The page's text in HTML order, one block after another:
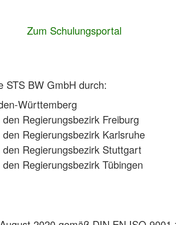
Zum Schulungsportal
STS BW GmbH durch:
Württemberg
Regierungsbezirk Freiburg
Regierungsbezirk Karlsruhe
Regierungsbezirk Stuttgart
Regierungsbezirk Tübingen